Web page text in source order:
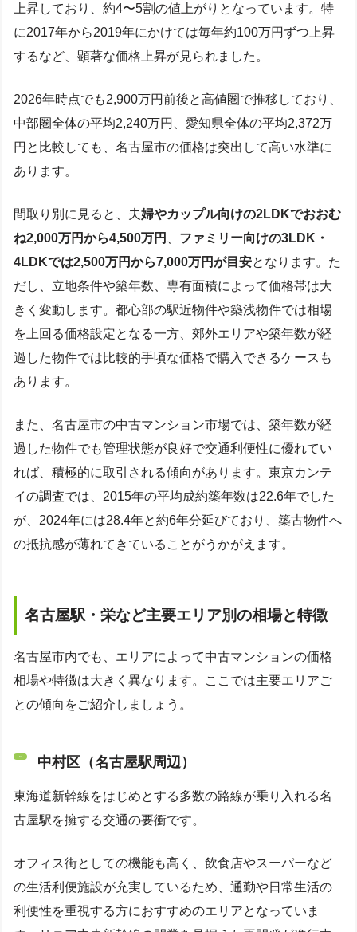
上昇しており、約4〜5割の値上がりとなっています。特
に2017年から2019年にかけては毎年約100万円ずつ上昇
するなど、顕著な価格上昇が見られました。
2026年時点でも2,900万円前後と高値圏で推移しており、
中部圏全体の平均2,240万円、愛知県全体の平均2,372万
円と比較しても、名古屋市の価格は突出して高い水準に
あります。
間取り別に見ると、夫婦やカップル向けの2LDKでおおむ
ね2,000万円から4,500万円
ファミリー向けの3LDK・
4LDKでは2,500万円から7,000万円が目安となります。た
だし、立地条件や築年数、専有面積によって価格帯は大
きく変動します。都心部の駅近物件や築浅物件では相場
を上回る価格設定となる一方、郊外エリアや築年数が経
過した物件では比較的手頃な価格で購入できるケースも
あります。
また、名古屋市の中古マンション市場では、築年数が経
過した物件でも管理状態が良好で交通利便性に優れてい
れば、積極的に取引される傾向があります。東京カンテ
イの調査では、2015年の平均成約築年数は22.6年でした
が、2024年には28.4年と約6年分延びており、築古物件へ
の抵抗感が薄れてきていることがうかがえます。
名古屋駅・栄など主要エリア別の相場と特徴
名古屋市内でも、エリアによって中古マンションの価格
相場や特徴は大きく異なります。ここでは主要エリアご
との傾向をご紹介しましょう。
中村区（名古屋駅周辺）
東海道新幹線をはじめとする多数の路線が乗り入れる名
古屋駅を擁する交通の要衝です。
オフィス街としての機能も高く、飲食店やスーパーなど
の生活利便施設が充実しているため、通勤や日常生活の
利便性を重視する方におすすめのエリアとなっていま